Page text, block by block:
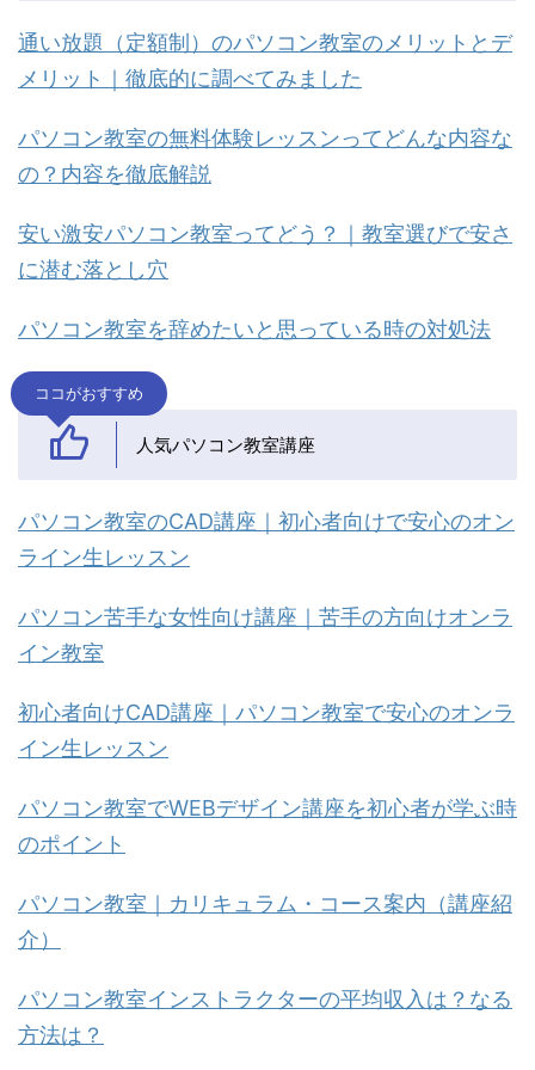
通い放題（定額制）のパソコン教室のメリットとデ
メリット｜徹底的に調べてみました
パソコン教室の無料体験レッスンってどんな内容な
の？内容を徹底解説
安い激安パソコン教室ってどう？｜教室選びで安さ
に潜む落とし穴
パソコン教室を辞めたいと思っている時の対処法
ココがおすすめ
人気パソコン教室講座
パソコン教室のCAD講座｜初心者向けで安心のオン
ライン生レッスン
パソコン苦手な女性向け講座｜苦手の方向けオンラ
イン教室
初心者向けCAD講座｜パソコン教室で安心のオンラ
イン生レッスン
パソコン教室でWEBデザイン講座を初心者が学ぶ時
のポイント
パソコン教室｜カリキュラム・コース案内（講座紹
介）
パソコン教室インストラクターの平均収入は？なる
方法は？